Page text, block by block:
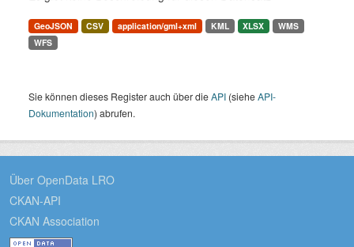
GeoJSON CSV application/gml+xml KML XLSX
WMS
WFS
Sie können dieses Register auch über dieAPI (sieheAPI-
Dokumentation) abrufen.
Über OpenData LRO
CKAN-API
CKAN Association